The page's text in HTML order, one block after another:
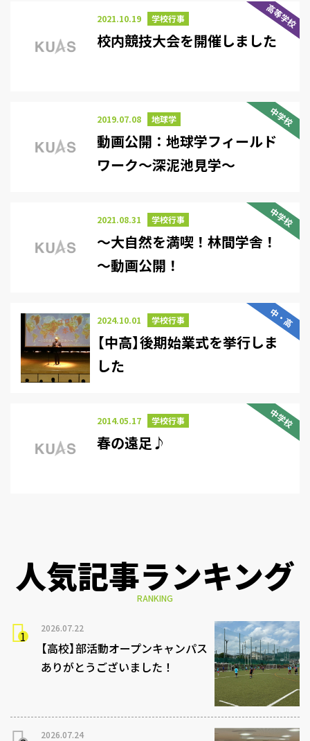
高等学校
2021.10.19 学校行事
校内競技大会を開催しました
中学校
2019.07.08 地球学
動画公開：地球学フィールド
ワーク～深泥池見学～
中学校
2021.08.31 学校行事
～大自然を満喫！林間学舎！
～動画公開！
中・高
2024.10.01 学校行事
【中高】後期始業式を挙行しま
した
中学校
2014.05.17 学校行事
春の遠足♪
人気記事ランキング
RANKING
2026.07.22
【高校】部活動オープンキャンパス
ありがとうございました！
2026.07.24